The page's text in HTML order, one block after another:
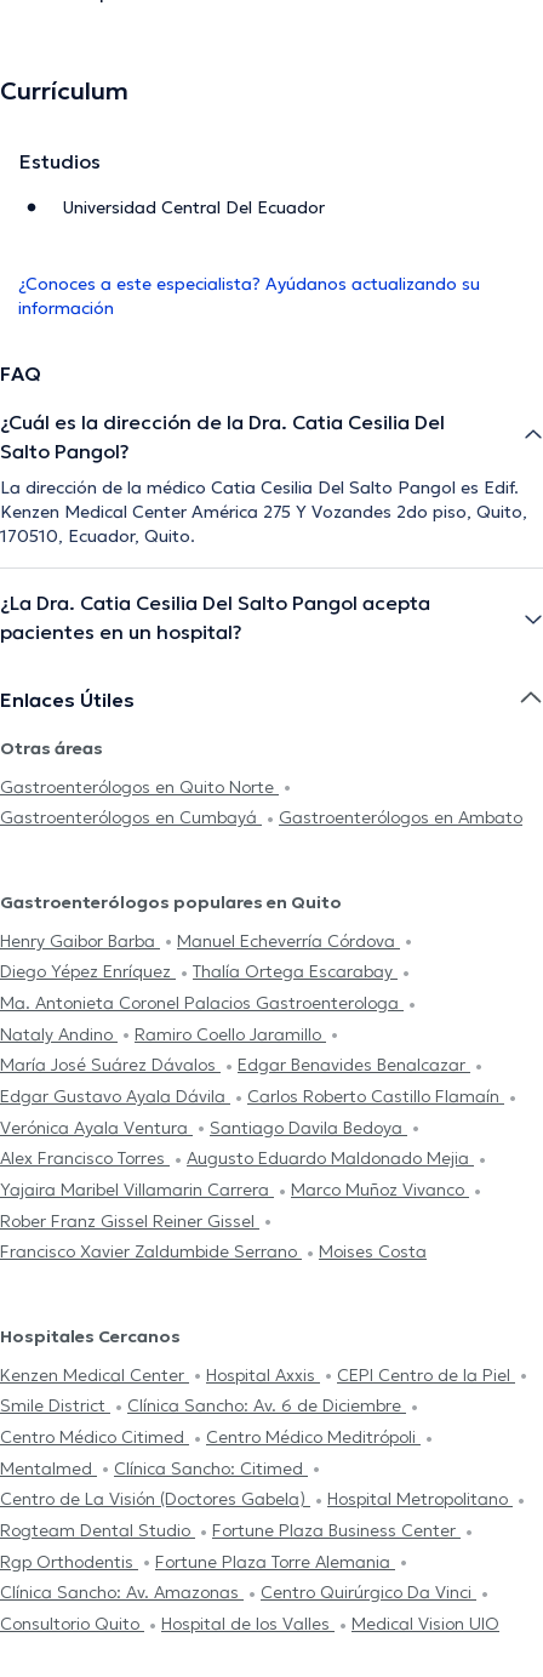
Currículum
Estudios
Universidad Central Del Ecuador
¿Conoces a este especialista? Ayúdanos actualizando su
información
FAQ
¿Cuál es la dirección de la Dra. Catia Cesilia Del
Salto Pangol?
La dirección de la médico Catia Cesilia Del Salto Pangol es Edif.
Kenzen Medical Center América 275 Y Vozandes 2do piso, Quito,
170510, Ecuador, Quito.
¿La Dra. Catia Cesilia Del Salto Pangol acepta
pacientes en un hospital?
Enlaces Útiles
Otras áreas
Gastroenterólogos en Quito Norte
Gastroenterólogos en Cumbayá
Gastroenterólogos en Ambato
Gastroenterólogos populares en Quito
Henry Gaibor Barba
Manuel Echeverría Córdova
Diego Yépez Enríquez
Thalía Ortega Escarabay
Ma. Antonieta Coronel Palacios Gastroenterologa
Nataly Andino
Ramiro Coello Jaramillo
María José Suárez Dávalos
Edgar Benavides Benalcazar
Edgar Gustavo Ayala Dávila
Carlos Roberto Castillo Flamaín
Verónica Ayala Ventura
Santiago Davila Bedoya
Alex Francisco Torres
Augusto Eduardo Maldonado Mejia
Yajaira Maribel Villamarin Carrera
Marco Muñoz Vivanco
Rober Franz Gissel Reiner Gissel
Francisco Xavier Zaldumbide Serrano
Moises Costa
Hospitales Cercanos
Kenzen Medical Center
Hospital Axxis
CEPI Centro de la Piel
Smile District
Clínica Sancho: Av. 6 de Diciembre
Centro Médico Citimed
Centro Médico Meditrópoli
Mentalmed
Clínica Sancho: Citimed
Centro de La Visión (Doctores Gabela)
Hospital Metropolitano
Rogteam Dental Studio
Fortune Plaza Business Center
Rgp Orthodentis
Fortune Plaza Torre Alemania
Clínica Sancho: Av. Amazonas
Centro Quirúrgico Da Vinci
Consultorio Quito
Hospital de los Valles Medical Vision UIO